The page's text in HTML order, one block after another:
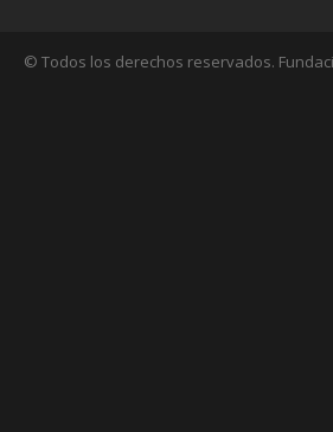
© Todos los derechos reservados.